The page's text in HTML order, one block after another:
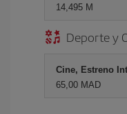
14,495 M
Deporte y
Cine, Estreno
65,00 MAD